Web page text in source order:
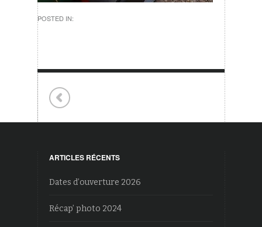
POSTED IN:
ARTICLES RÉCENTS
Dates d’ouverture 2026
Récap’ photo 2024